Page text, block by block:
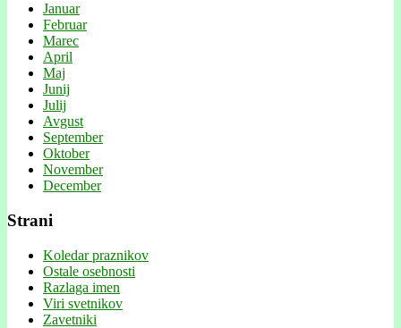
Januar
Februar
Marec
April
Maj
Junij
Julij
Avgust
September
Oktober
November
December
Strani
Koledar praznikov
Ostale osebnosti
Razlaga imen
Viri svetnikov
Zavetniki